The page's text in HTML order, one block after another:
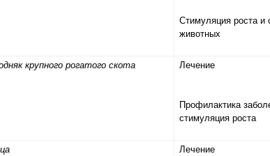
Стимуляция роста и
животных
крупного рогатого скота
Лечение
Профилактика
стимуляция роста
Лечение